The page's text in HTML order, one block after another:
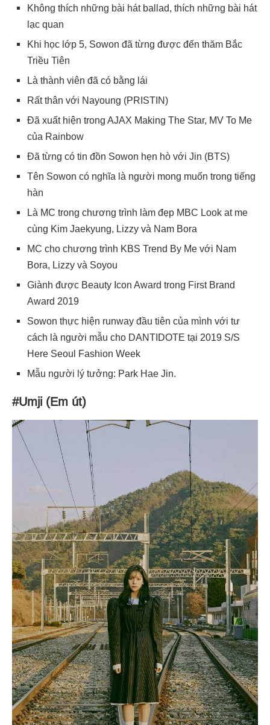
Không thích những bài hát ballad, thích những bài hát
lạc quan
Khi học lớp 5, Sowon đã từng được đến thăm Bắc
Triều Tiên
Là thành viên đã có bằng lái
Rất thân với Nayoung (PRISTIN)
Đã xuất hiện trong AJAX Making The Star, MV To Me
của Rainbow
Đã từng có tin đồn Sowon hẹn hò với Jin (BTS)
Tên Sowon có nghĩa là người mong muốn trong tiếng
hàn
Là MC trong chương trình làm đẹp MBC Look at me
cùng Kim Jaekyung, Lizzy và Nam Bora
MC cho chương trình KBS Trend By Me với Nam
Bora, Lizzy và Soyou
Giành được Beauty Icon Award trong First Brand
Award 2019
Sowon thực hiện runway đầu tiên của mình với tư
cách là người mẫu cho DANTIDOTE tại 2019 S/S
Here Seoul Fashion Week
Mẫu người lý tưởng: Park Hae Jin.
#Umji (Em út)